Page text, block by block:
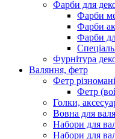
Фарби для
Фарби
Фарби
Фарби
Фурнітура
Валяння, фетр
Фетр
Фетр
Голки,
Вовна для
Набори для
Набори для